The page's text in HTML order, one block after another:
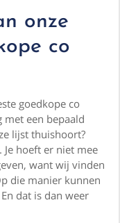
onze
co
goedkope co
met een bepaald
lijst thuishoort?
hoeft er niet mee
want wij vinden
die manier kunnen
dat is dan weer